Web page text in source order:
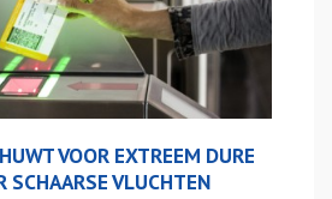
VOOR EXTREEM DURE
SCHAARSE VLUCHTEN